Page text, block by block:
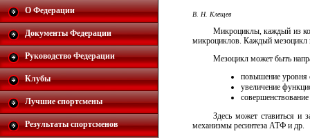
О Федерации
Документы Федерации
Руководство Федерации
Клубы
Лучшие спортсмены
Результаты спортсменов
В. Н. Клещев
Микроциклы, каждый из
микроциклов. Каждый мезоцикл
Мезоцикл может быть
повышение уровня
увеличение
Здесь может ставиться и
механизмы ресинтеза АТФ и др.